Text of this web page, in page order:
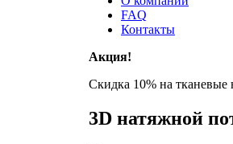
FAQ
Контакты
Акция!
Скидка 10% на
3D натяжной